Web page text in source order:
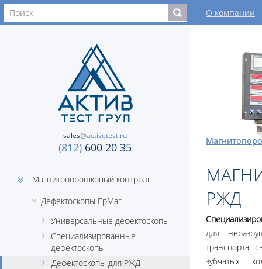
О компании
sales@activetest.ru
(812) 600 20 35
Магнитопорошковый контроль
Дефектоскопы ЕрМаг
Универсальные дефектоскопы
Специализированные
дефектоскопы
Дефектоскопы для РЖД
РЖД
для
транспорта:
зубчатых